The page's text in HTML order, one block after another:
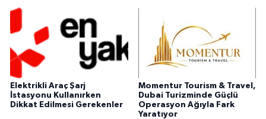
Elektrikli Araç Şarj
İstasyonu Kullanırken
Dikkat Edilmesi Gerekenler
Momentur Tourism & Travel,
Dubai Turizminde Güçlü
Operasyon Ağıyla Fark
Yaratıyor